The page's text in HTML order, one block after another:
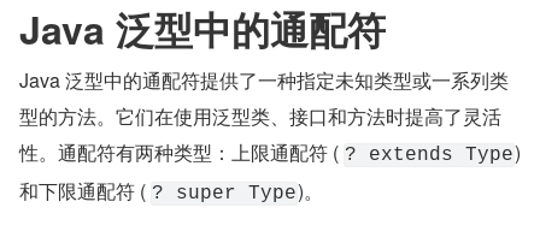
Java 泛型中的通配符
Java 泛型中的通配符提供了一种指定未知类型或一系列类
型的方法。它们在使用泛型类、接口和方法时提高了灵活
性。通配符有两种类型：上限通配符 ( ? extends Type)
和下限通配符 ( ? super Type)。